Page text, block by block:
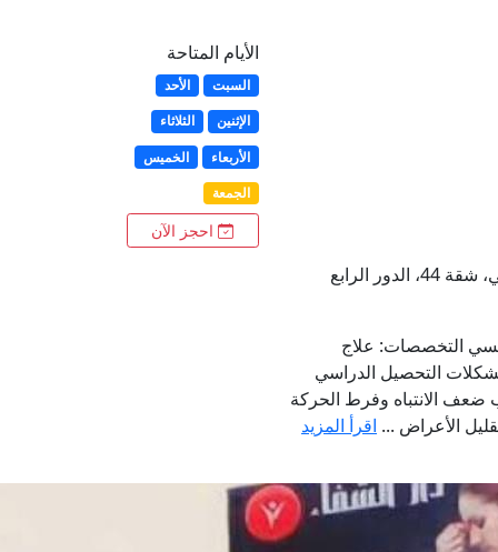
التخصصات: علاج
التحصيل الدراسي
ضعف الانتباه وفرط الحركة
اقرأ المزيد
الأيام المتاحة
السبت
الأحد
الإثنين
الثلاثاء
الأربعاء
الخميس
الجمعة
احجز الآن